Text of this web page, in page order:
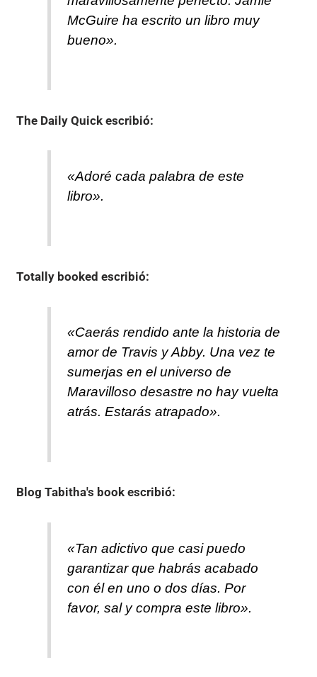
McGuire ha escrito un libro muy
bueno».
The Daily Quickescribió:
«Adoré cada palabra de este
libro».
Totally booked escribió:
«Caerás rendido ante la historia de
amor de Travis y Abby. Una vez te
sumerjas en el universo de
Maravilloso desastre no hay vuelta
atrás. Estarás atrapado».
Blog Tabitha's bookescribió:
«Tan adictivo que casi puedo
garantizar que habrás acabado
con él en uno o dos días. Por
favor, sal y compra este libro».